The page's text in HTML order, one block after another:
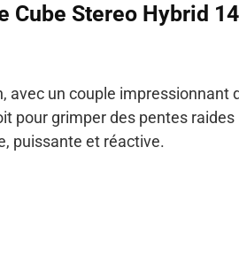
Cube Stereo Hybrid
avec un couple impressionnant
pour grimper des pentes raides
puissante et réactive.